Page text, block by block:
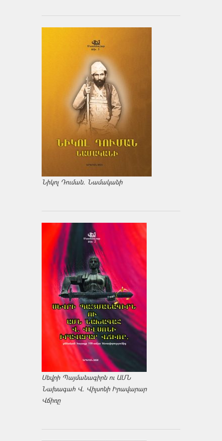
Նիկոլ Դուման. Նամականի
Սեվրի Պայմանագիրն ու ԱՄՆ
Նախագահ Վ. Վիլսոնի Իրավարար
Վճիռը